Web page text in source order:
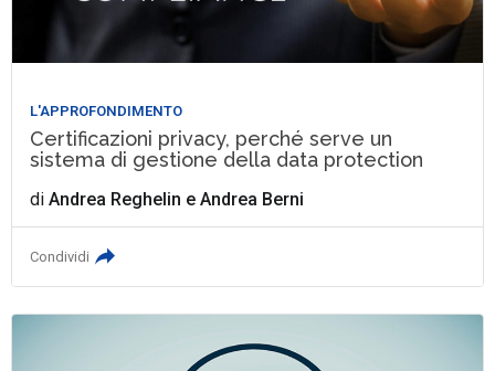
L'APPROFONDIMENTO
Certificazioni privacy, perché serve un
sistema di gestione della data protection
diAndrea Reghelin eAndrea Berni
Condividi